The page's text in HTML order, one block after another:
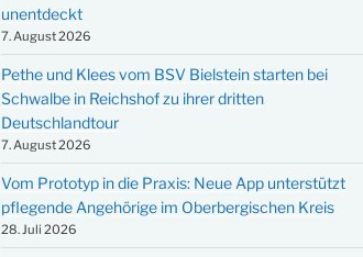
unentdeckt
7. August 2026
Pethe und Klees vom BSV Bielstein starten bei
Schwalbe in Reichshof zu ihrer dritten
Deutschlandtour
7. August 2026
Vom Prototyp in die Praxis: Neue App unterstützt
pflegende Angehörige im Oberbergischen Kreis
28. Juli 2026